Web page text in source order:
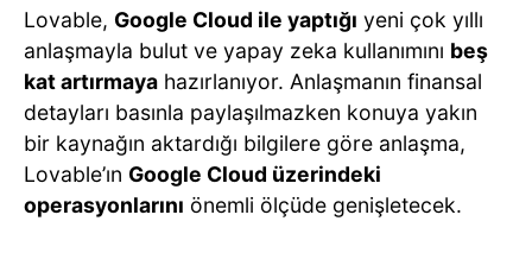
Lovable, Google Cloud ile yaptığı yeni çok yıllı
anlaşmayla bulut ve yapay zeka kullanımını beş
kat artırmaya hazırlanıyor. Anlaşmanın finansal
detayları basınla paylaşılmazken konuya yakın
bir kaynağın aktardığı bilgilere göre anlaşma,
Lovable’ın Google Cloud üzerindeki
operasyonlarını önemli ölçüde genişletecek.